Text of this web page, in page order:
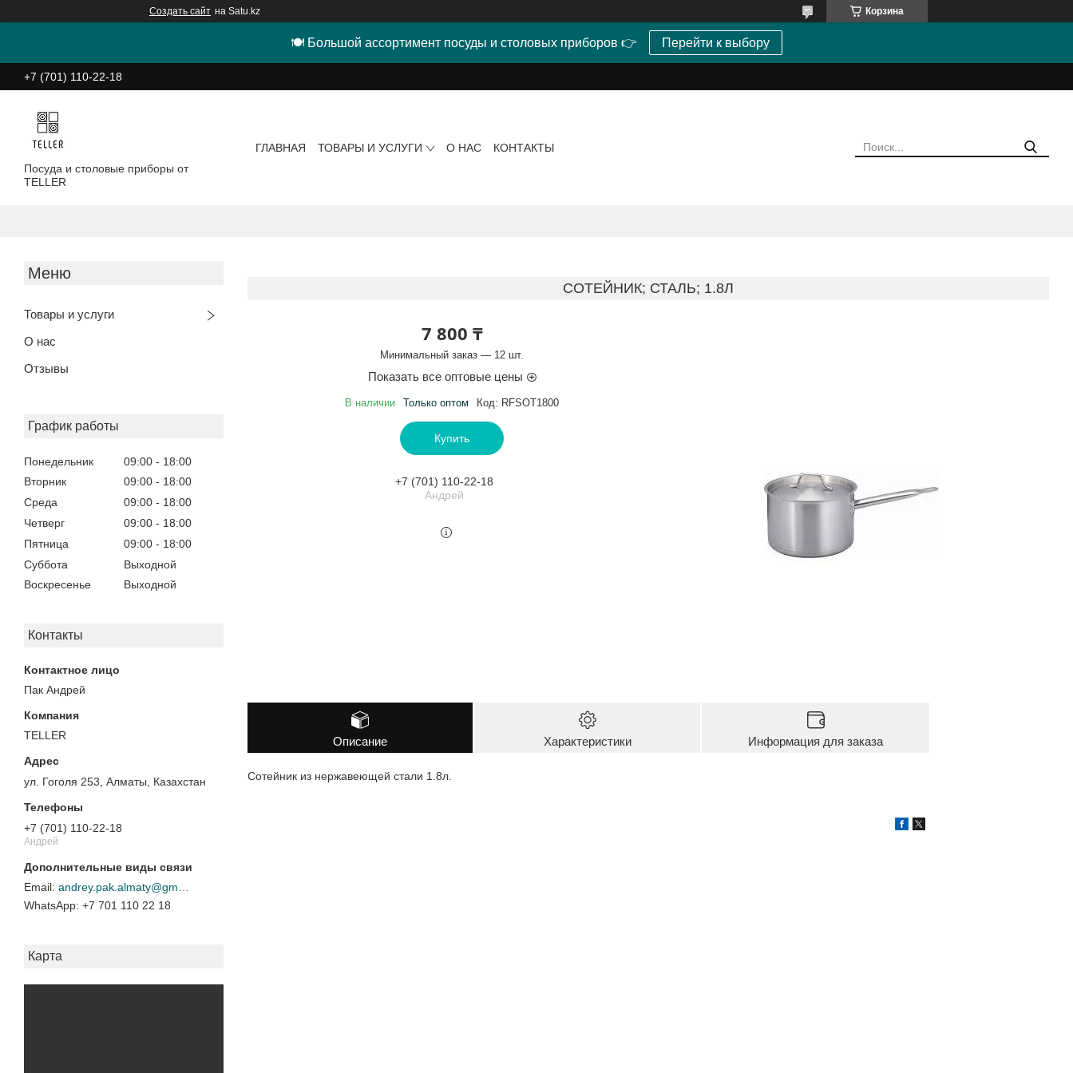
Создать сайт на Satu.kz Корзина
🍽 Большой ассортимент посуды и столовых приборов 👉 Перейти к выбору
+7 (701) 110-22-18
Посуда и столовые приборы от
TELLER
ГЛАВНАЯ ТОВАРЫ И УСЛУГИ О НАС КОНТАКТЫ
Товары и услуги
О нас
Отзывы
График работы
Понедельник 09:00
18:00
Вторник
09:00
18:00
Среда
09:00
18:00
Четверг
09:00
18:00
Пятница
09:00
18:00
Суббота
Выходной
Воскресенье
Выходной
Контакты
Пак Андрей
TELLER
ул. Гоголя 253, Алматы, Казахстан
+7 (701) 110-22-18
Андрей
+7 701 110 22 18
Карта
СОТЕЙНИК; СТАЛЬ; 1.8Л
7 800 ₸
Минимальный заказ — 12 шт.
Показать все оптовые цены
В наличии Только оптом Код: RFSOT1800
Купить
+7 (701) 110-22-18
Андрей
Описание Характеристики Информация для заказа
Сотейник из нержавеющей стали 1.8л.